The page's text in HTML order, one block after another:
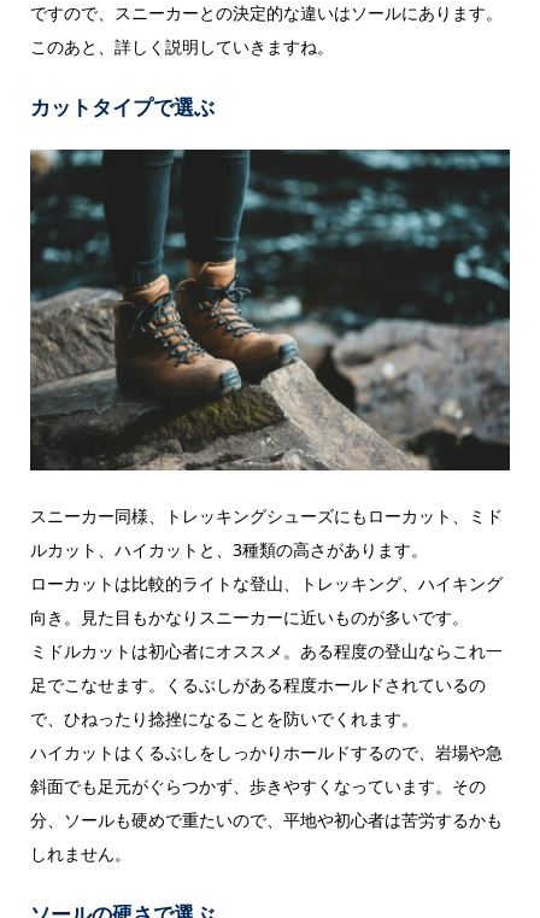
ですので、スニーカーとの決定的な違いはソールにあります。
このあと、詳しく説明していきますね。
カットタイプで選ぶ
スニーカー同様、トレッキングシューズにもローカット、ミド
ルカット、ハイカットと、3種類の高さがあります。
ローカットは比較的ライトな登山、トレッキング、ハイキング
向き。見た目もかなりスニーカーに近いものが多いです。
ミドルカットは初心者にオススメ。ある程度の登山ならこれ一
足でこなせます。くるぶしがある程度ホールドされているの
で、ひねったり捻挫になることを防いでくれます。
ハイカットはくるぶしをしっかりホールドするので、岩場や急
斜面でも足元がぐらつかず、歩きやすくなっています。その
分、ソールも硬めで重たいので、平地や初心者は苦労するかも
しれません。